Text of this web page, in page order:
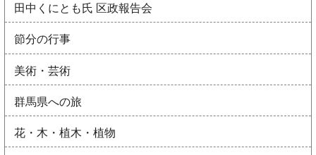
田中くにとも氏 区政報告会
節分の行事
美術・芸術
群馬県への旅
花・木・植木・植物